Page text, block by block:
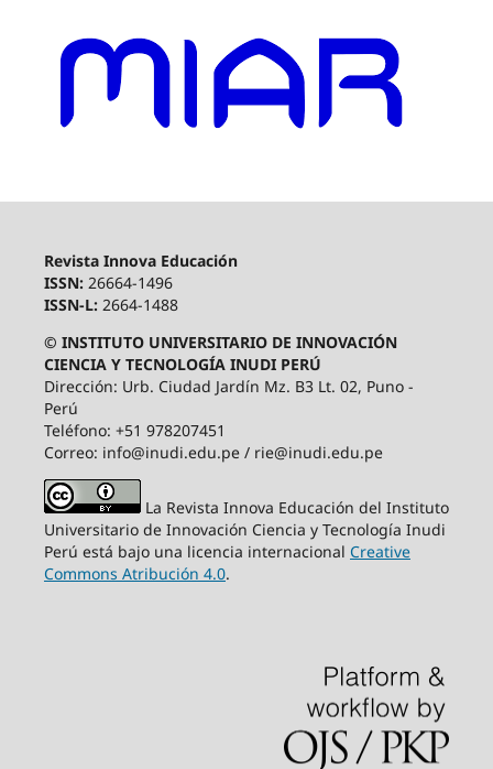
Revista Innova Educación
ISSN: 26664-1496
ISSN-L: 2664-1488
© INSTITUTO UNIVERSITARIO DE INNOVACIÓN
CIENCIA Y TECNOLOGÍA INUDI PERÚ
Dirección: Urb. Ciudad Jardín Mz. B3 Lt. 02, Puno -
Perú
Teléfono: +51 978207451
Correo: info@inudi.edu.pe / rie@inudi.edu.pe
La Revista Innova Educación del Instituto
Universitario de Innovación Ciencia y Tecnología Inudi
Perú está bajo una licencia internacional Creative
Commons Atribución 4.0.